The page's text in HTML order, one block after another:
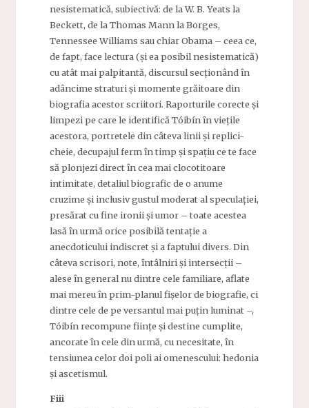
nesistematică, subiectivă: de la W. B. Yeats la
Beckett, de la Thomas Mann la Borges,
Tennessee Williams sau chiar Obama – ceea ce,
de fapt, face lectura (și ea posibil nesistematică)
cu atât mai palpitantă, discursul secționând în
adâncime straturi și momente grăitoare din
biografia acestor scriitori. Raporturile corecte și
limpezi pe care le identifică Tóibín în viețile
acestora, portretele din câteva linii și replici-
cheie, decupajul ferm în timp și spațiu ce te face
să plonjezi direct în cea mai clocotitoare
intimitate, detaliul biografic de o anume
cruzime și inclusiv gustul moderat al speculației,
presărat cu fine ironii și umor – toate acestea
lasă în urmă orice posibilă tentație a
anecdoticului indiscret și a faptului divers. Din
câteva scrisori, note, întâlniri și intersecții –
alese în general nu dintre cele familiare, aflate
mai mereu în prim-planul fișelor de biografie, ci
dintre cele de pe versantul mai puțin luminat –,
Tóibín recompune ființe și destine cumplite,
ancorate în cele din urmă, cu necesitate, în
tensiunea celor doi poli ai omenescului: hedonia
și ascetismul.
Fiii